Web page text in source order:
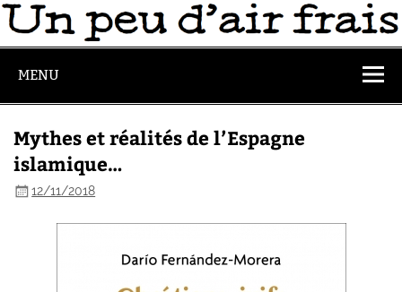
MENU
Mythes et réalités de l’Espagne
islamique…
12/11/2018